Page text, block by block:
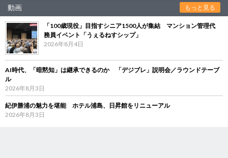
動画 もっと見る
「100歳現役」目指すシニア1500人が集結 マンション管理代
務員イベント「うぇるねすシップ」
2026年8月4日
AI時代、「暗黙知」は継承できるのか 「デジブレ」説明会／ラウンドテーブ
ル
2026年8月3日
紀伊勝浦の魅力を堪能 ホテル浦島、日昇館をリニューアル
2026年8月3日